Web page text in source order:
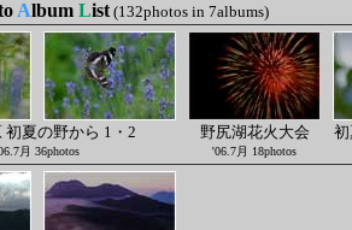
Album List(132photos in 7albums)
初夏の野から 1・2
月 36photos
野尻湖花火大会
'06.7月 18photos